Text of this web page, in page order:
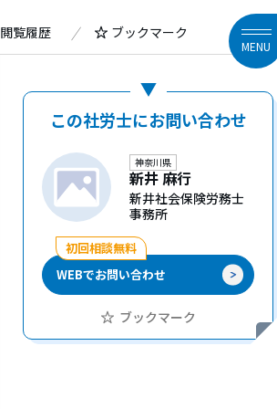
閲覧履歴 ブックマーク
MENU
この社労士にお問い合わせ
新井 麻行
神奈川県
新井社会保険労務士
事務所
初回相談無料
WEBでお問い合わせ
ブックマーク